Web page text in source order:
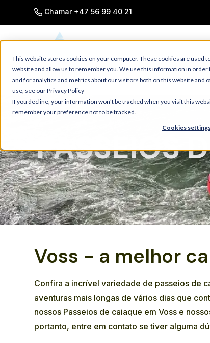
This website stores cookies on your computer. These cookies are
website and allow us to remember you. We use this information in
and for analytics and metrics about our visitors both on this website and
use, see our Privacy Policy
If you decline, your information won’t be tracked when you visit this
remember your preference not to be tracked.
Cookies
Chamar +47 56 99 40 21
PASSEIOS
Voss - a melhor
Confira a incrível variedade de passeios de
aventuras mais longas de vários dias que
nossos Passeios de caiaque em Voss e
portanto, entre em contato se tiver alguma